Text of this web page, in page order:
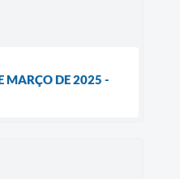
MARÇO DE 2025 -